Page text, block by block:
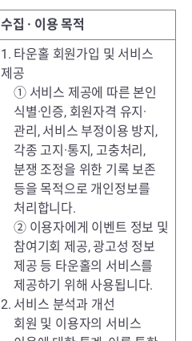
수집 · 이용 목적
1. 타운홀 회원가입 및 서비스
제공
① 서비스 제공에 따른 본인
식별·인증, 회원자격 유지·
관리, 서비스 부정이용 방지,
각종 고지·통지, 고충처리,
분쟁 조정을 위한 기록 보존
등을 목적으로 개인정보를
처리합니다.
② 이용자에게 이벤트 정보 및
참여기회 제공, 광고성 정보
제공 등 타운홀의 서비스를
제공하기 위해 사용됩니다.
2. 서비스 분석과 개선
회원 및 이용자의 서비스